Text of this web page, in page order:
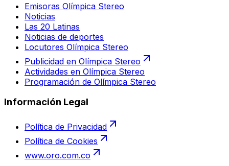
Emisoras Olímpica Stereo
Noticias
Las 20 Latinas
Noticias de deportes
Locutores Olímpica Stereo
Publicidad en Olímpica Stereo
Actividades en Olímpica Stereo
Programación de Olímpica Stereo
Información Legal
Política de Privacidad
Política de Cookies
www.oro.com.co